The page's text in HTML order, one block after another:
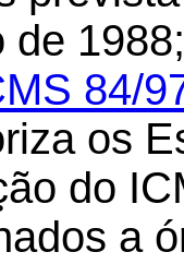
de 1988;
84/
os
do
a